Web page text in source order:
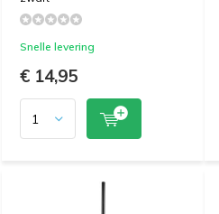
Snelle levering
€ 14,95